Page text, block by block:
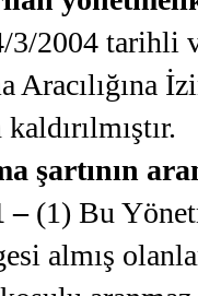
2004 tarihli
Aracılığına
şartının
– (1) Bu
almış